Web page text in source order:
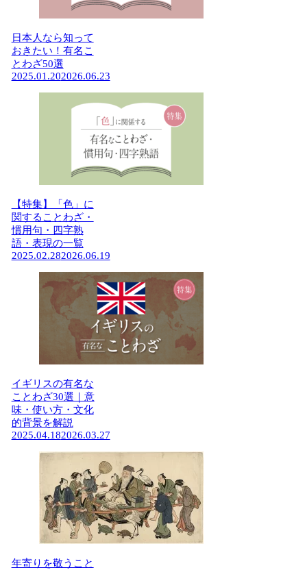
日本人なら知って
おきたい！有名こ
とわざ50選
2025.01.202026.06.23
【特集】「色」に
関することわざ・
慣用句・四字熟
語・表現の一覧
2025.02.282026.06.19
イギリスの有名な
ことわざ30選｜意
味・使い方・文化
的背景を解説
2025.04.182026.03.27
年寄りを敬うこと